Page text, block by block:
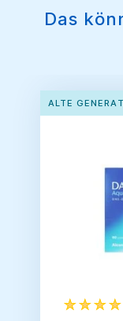
Das
ALTE